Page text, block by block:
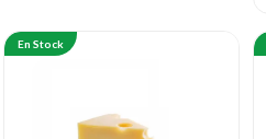
En Stock